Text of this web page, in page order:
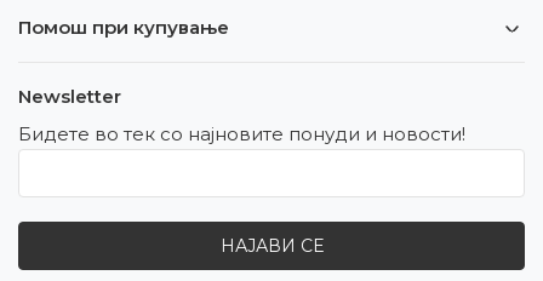
Помош при купување
Newsletter
Бидете во тек со најновите понуди и новости!
НАЈАВИ СЕ